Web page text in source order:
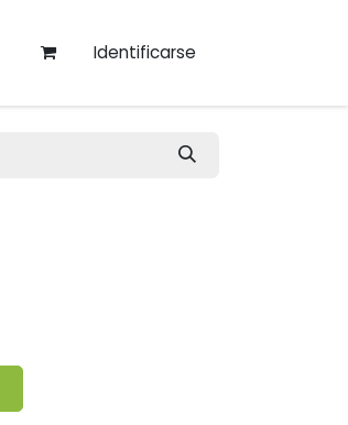
Identificarse